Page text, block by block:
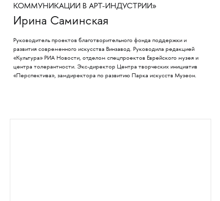
КОММУНИКАЦИИ В АРТ-ИНДУСТРИИ»
Ирина Саминская
Руководитель проектов благотворительного фонда поддержки и
развития современного искусства Винзавод. Руководила редакцией
«Культура» РИА Новости, отделом спецпроектов Еврейского музея и
центра толерантности. Экс-директор Центра творческих инициатив
«Перспектива», замдиректора по развитию Парка искусств Музеон.